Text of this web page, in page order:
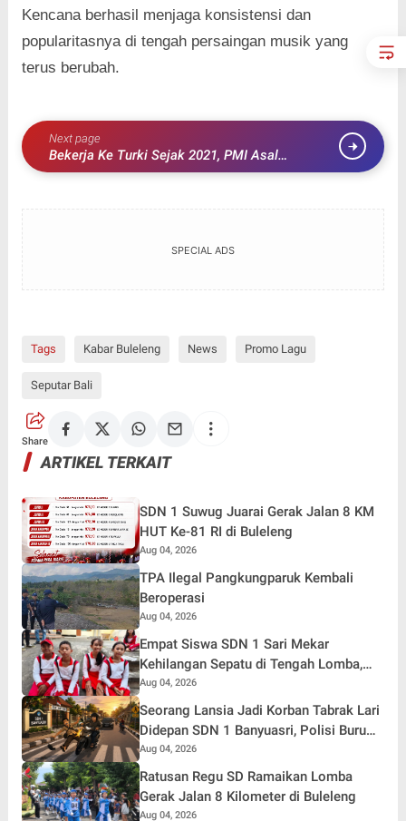
Kencana berhasil menjaga konsistensi dan
popularitasnya di tengah persaingan musik yang
terus berubah.
Next page
Bekerja Ke Turki Sejak 2021, PMI Asal
Sambirenteng Ditemukan Meninggal Dunia di
SPECIAL ADS
Tags Kabar Buleleng News Promo Lagu
Seputar Bali
Share
ARTIKEL TERKAIT
SDN 1 Suwug Juarai Gerak Jalan 8 KM
HUT Ke-81 RI di Buleleng
Aug 04, 2026
TPA Ilegal Pangkungparuk Kembali
Beroperasi
Aug 04, 2026
Empat Siswa SDN 1 Sari Mekar
Kehilangan Sepatu di Tengah Lomba,
Tetap Tempuh 7 Kilometer Demi Merah
Putih
Aug 04, 2026
Seorang Lansia Jadi Korban Tabrak Lari
Didepan SDN 1 Banyuasri, Polisi Buru
Pengendara
Aug 04, 2026
Ratusan Regu SD Ramaikan Lomba
Gerak Jalan 8 Kilometer di Buleleng
Aug 04, 2026